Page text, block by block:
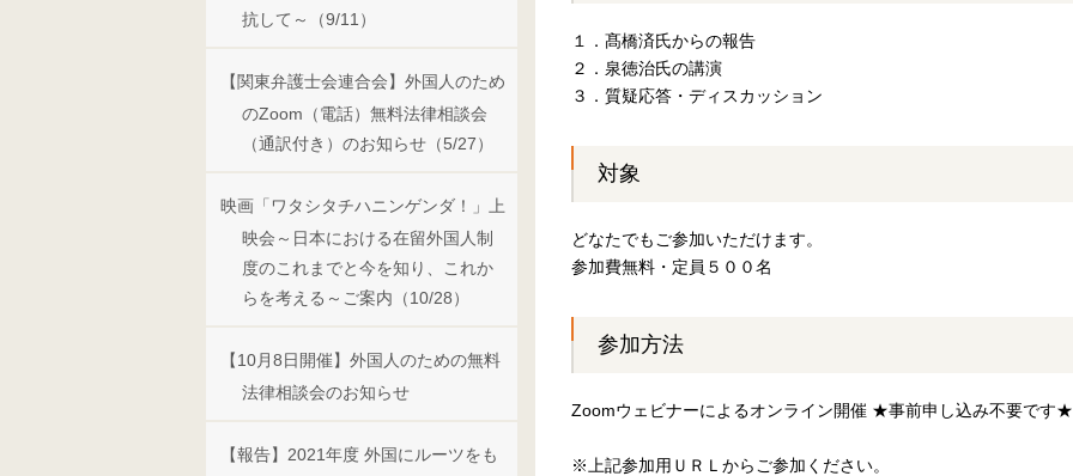
抗して～（9/11）
【関東弁護士会連合会】外国人のため
のZoom（電話）無料法律相談会
（通訳付き）のお知らせ（5/27）
映画「ワタシタチハニンゲンダ！」上
映会～日本における在留外国人制
度のこれまでと今を知り、これか
らを考える～ご案内（10/28）
【10月8日開催】外国人のための無料
法律相談会のお知らせ
【報告】2021年度 外国にルーツをも
１．髙橋済氏からの報告
２．泉徳治氏の講演
３．質疑応答・ディスカッション
対象
どなたでもご参加いただけます。
参加費無料・定員５００名
参加方法
Zoomウェビナーによるオンライン開催 ★事前申し込み不要です★
※上記参加用ＵＲＬからご参加ください。